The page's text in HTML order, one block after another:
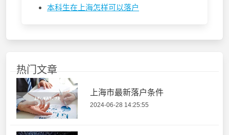
本科生在上海怎样可以落户
热门文章
上海市最新落户条件
2024-06-28 14:25:55